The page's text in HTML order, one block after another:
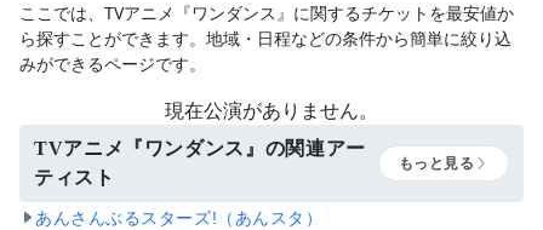
ここでは、TVアニメ『ワンダンス』に関するチケットを最安値か
ら探すことができます。地域・日程などの条件から簡単に絞り込
みができるページです。
現在公演がありません。
TVアニメ『ワンダンス』の関連アー
ティスト
もっと見る
あんさんぶるスターズ!（あんスタ）